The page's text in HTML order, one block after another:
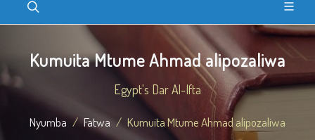
Kumuita Mtume Ahmad alipozaliwa
Egypt's Dar Al-Ifta
Nyumba Fatwa Kumuita Mtume Ahmad alipozaliwa